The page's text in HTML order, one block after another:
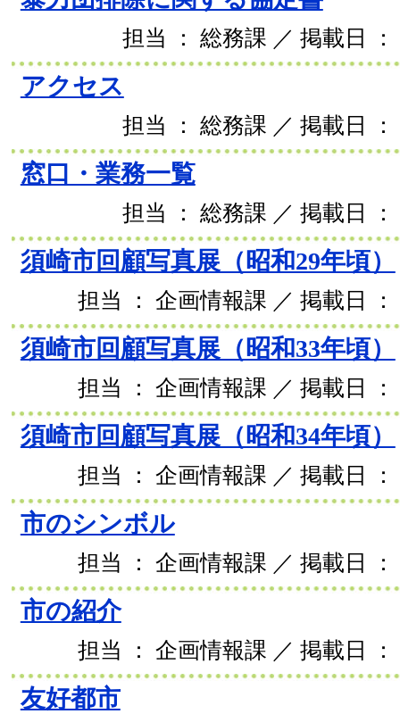
担当 ： 総務課 ／ 掲載日
アクセス
担当 ： 総務課 ／ 掲載日
窓口・業務一覧
担当 ： 総務課 ／ 掲載日
須崎市回顧写真展（昭和29年頃）
担当 ： 企画情報課 ／ 掲載日 ：
須崎市回顧写真展（昭和33年頃）
担当 ： 企画情報課 ／ 掲載日 ：
須崎市回顧写真展（昭和34年頃）
担当 ： 企画情報課 ／ 掲載日 ：
市のシンボル
担当 ： 企画情報課 ／ 掲載日 ：
市の紹介
担当 ： 企画情報課 ／ 掲載日 ：
友好都市